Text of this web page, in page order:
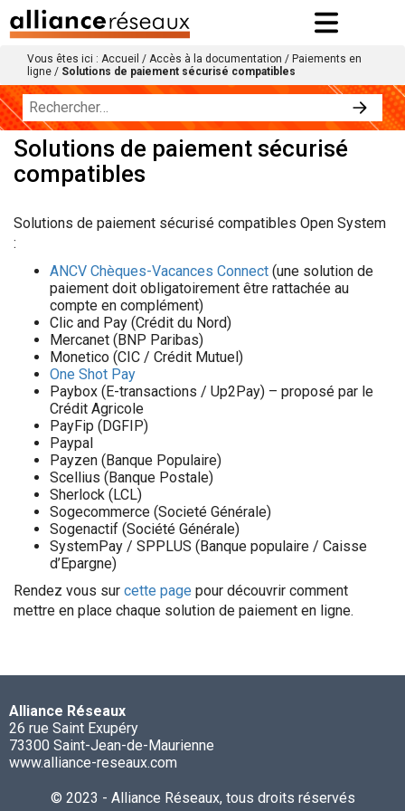
Vous êtes ici : Accueil / Accès à la documentation / Paiements en
ligne / Solutions de paiement sécurisé compatibles
Solutions de paiement sécurisé
compatibles
Solutions de paiement sécurisé compatibles Open System
:
ANCV Chèques-Vacances Connect (une solution de
paiement doit obligatoirement être rattachée au
compte en complément)
Clic and Pay (Crédit du Nord)
Mercanet (BNP Paribas)
Monetico (CIC / Crédit Mutuel)
One Shot Pay
Paybox (E-transactions / Up2Pay) – proposé par le
Crédit Agricole
PayFip (DGFIP)
Paypal
Payzen (Banque Populaire)
Scellius (Banque Postale)
Sherlock (LCL)
Sogecommerce (Societé Générale)
Sogenactif (Société Générale)
SystemPay / SPPLUS (Banque populaire / Caisse
d’Epargne)
Rendez vous sur cette page pour découvrir comment
mettre en place chaque solution de paiement en ligne.
Alliance Réseaux
26 rue Saint Exupéry
73300 Saint-Jean-de-Maurienne
www.alliance-reseaux.com
© 2023 - Alliance Réseaux, tous droits réservés